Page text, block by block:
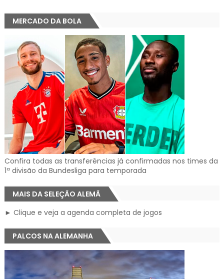
MERCADO DA BOLA
Confira todas as transferências já confirmadas nos times da
1ª divisão da Bundesliga para temporada
MAIS DA SELEÇÃO ALEMÃ
► Clique e veja a agenda completa de jogos
PALCOS NA ALEMANHA